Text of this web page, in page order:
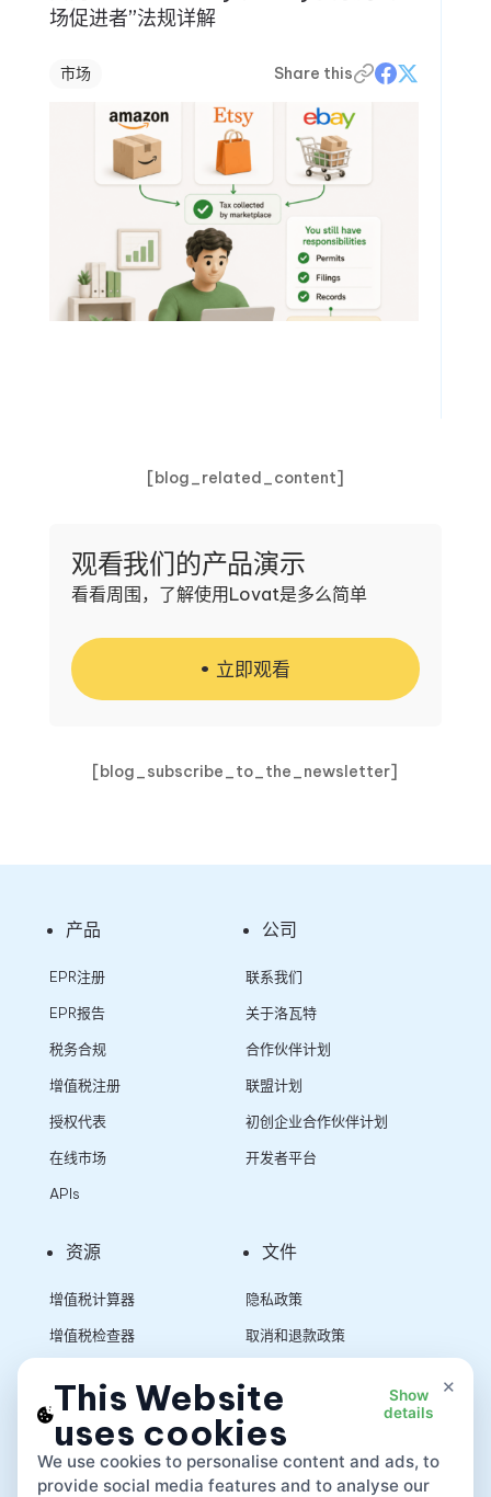
场促进者”法规详解
市场 Share this
[blog_related_content]
观看我们的产品演示
看看周围，了解使用Lovat是多么简单
立即观看
[blog_subscribe_to_the_newsletter]
产品
EPR注册
EPR报告
税务合规
增值税注册
授权代表
在线市场
APIs
公司
联系我们
关于洛瓦特
合作伙伴计划
联盟计划
初创企业合作伙伴计划
开发者平台
资源
增值税计算器
增值税检查器
文件
隐私政策
取消和退款政策
App
×
This Website
uses cookies
Show
details
We use cookies to personalise content and ads, to
provide social media features and to analyse our